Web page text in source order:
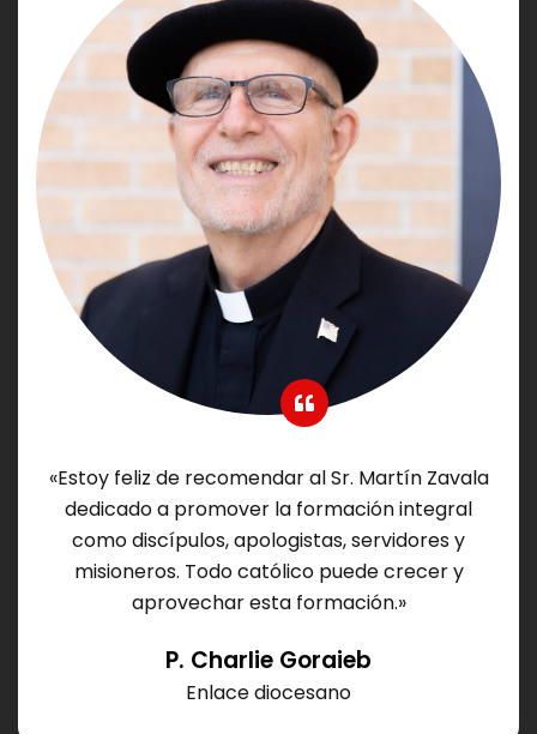
«Estoy feliz de recomendar al Sr. Martín Zavala
dedicado a promover la formación integral
como discípulos, apologistas, servidores y
misioneros. Todo católico puede crecer y
aprovechar esta formación.»
P. Charlie Goraieb
Enlace diocesano